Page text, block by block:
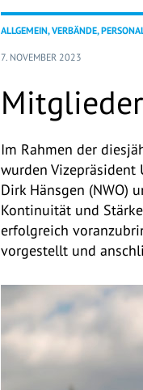
ALLGEMEIN, VERBÄNDE,
7. NOVEMBER 2023
Im Rahmen der
wurden Vizepräsident
Dirk Hänsgen (NWO)
Kontinuität und
erfolgreich
vorgestellt und